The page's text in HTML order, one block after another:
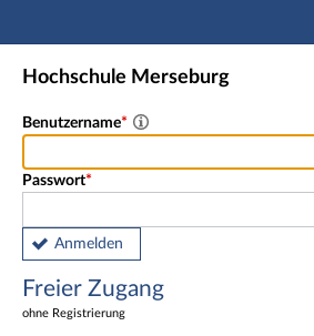
Hauptnavigation
Freier Zugang
Nutzerdaten abrufen
Fußzeile
Hochschule Merseburg
Benutzername
Passwort
Anmelden
Freier Zugang
ohne Registrierung